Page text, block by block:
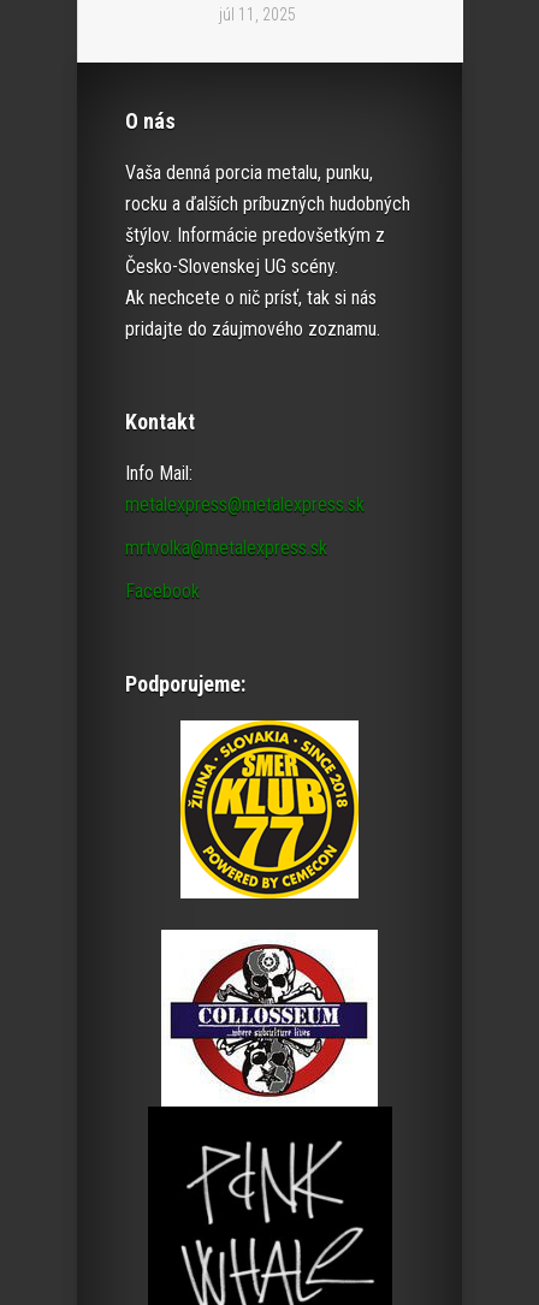
júl 11, 2025
O nás
Vaša denná porcia metalu, punku,
rocku a ďalších príbuzných hudobných
štýlov. Informácie predovšetkým z
Česko-Slovenskej UG scény.
Ak nechcete o nič prísť, tak si nás
pridajte do záujmového zoznamu.
Kontakt
Info Mail:
metalexpress@metalexpress.sk
mrtvolka@metalexpress.sk
Facebook
Podporujeme: